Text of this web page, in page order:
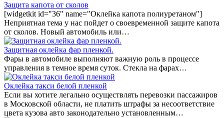
Защита капота от сколов
[widgetkit id="36" name="Оклейка капота полиуретаном"]
Неприятная тема у нас пойдет о своевременной защите капота
от сколов. Новый автомобиль или…
Защитная оклейка фар пленкой.
Фары в автомобиле выполняют важную роль в процессе
управления в темное время суток. Стекла на фарах…
Оклейка такси белой пленкой
Если вы хотите легально осуществлять перевозки пассажиров
в Московской области, не платить штрафы за несоответствие
цвета кузова авто законодательно установленным…